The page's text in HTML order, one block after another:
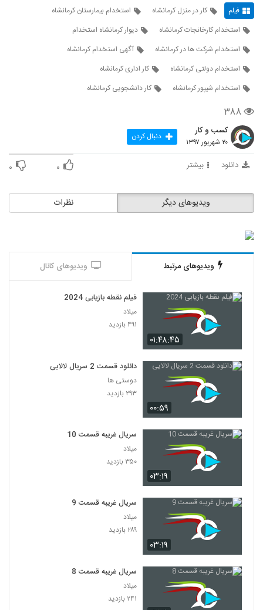
فیلم کار در منزل کرمانشاه
استخدام بیمارستان کرمانشاه
استخدام کارخانجات کرمانشاه
دیوار کرمانشاه استخدام
استخدام شرکت ها در کرمانشاه
آگهی استخدام کرمانشاه
استخدام دولتی کرمانشاه
کار اداری کرمانشاه
استخدام شیپور کرمانشاه
کار دانشجویی کرمانشاه
۳۸۸
کسب و کار
۲۰ شهریور ۱۳۹۷ دنبال کردن
دانلود بیشتر ۰ ۰
نظرات ویدیوهای دیگر
ویدیوهای مرتبط ویدیوهای کانال
۰۱:۴۸:۴۵
فیلم نقطه بازیابی 2024
میلاد
۴۹۱ بازدید
۰۰:۵۹
دانلود قسمت 2 سریال لالایی
دوستی ها
۲۹۳ بازدید
۰۳:۱۹
سریال غریبه قسمت 10
میلاد
۳۵۰ بازدید
۰۳:۱۹
سریال غریبه قسمت 9
میلاد
۲۸۹ بازدید
سریال غریبه قسمت 8
میلاد
۲۴۱ بازدید